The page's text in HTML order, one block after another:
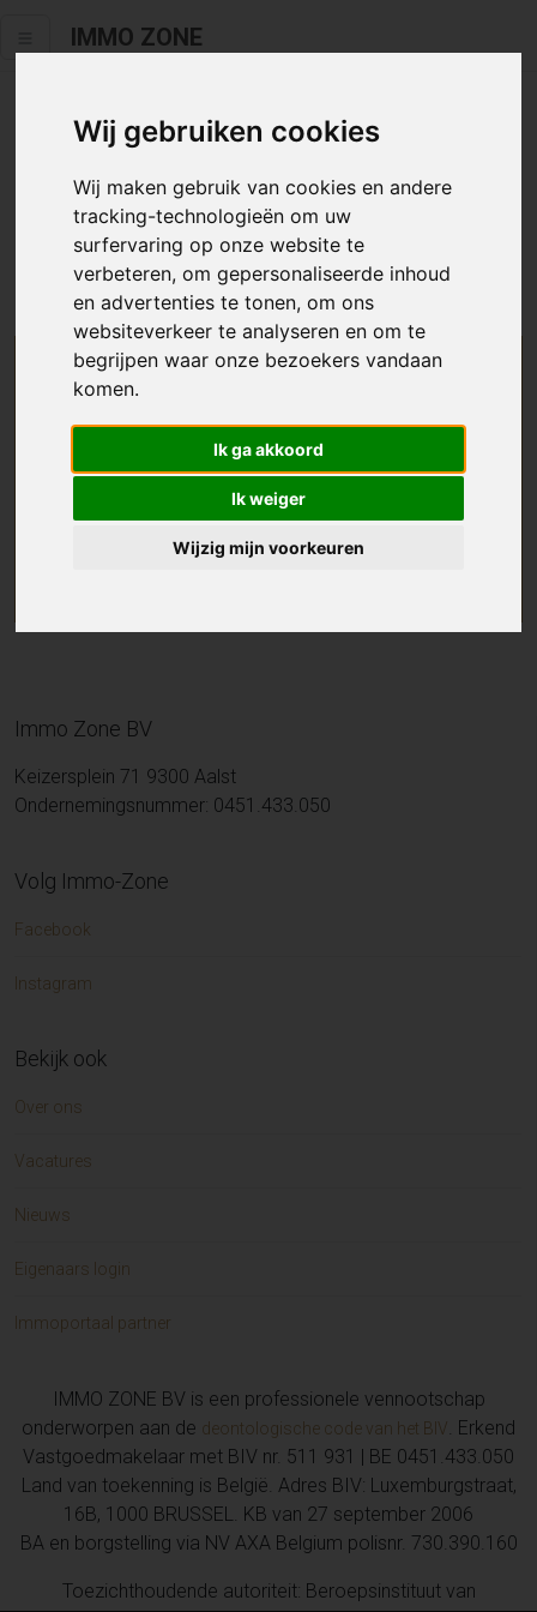
Wij gebruiken cookies
Wij maken gebruik van cookies en andere
tracking-technologieën om uw
surfervaring op onze website te
verbeteren, om gepersonaliseerde inhoud
en advertenties te tonen, om ons
websiteverkeer te analyseren en om te
begrijpen waar onze bezoekers vandaan
komen.
Ik ga akkoord
Ik weiger
Wijzig mijn voorkeuren
IMMO ZONE
Helaas staat dit zoekertje niet
meer online.
Neem zeker een kijkje in ons aanbod te koop
We helpen u graag zoeken
Maak hier een zoekprofiel aan en we houden u op
de hoogte van passend aanbod.
Immo Zone BV
Keizersplein 71 9300 Aalst
Ondernemingsnummer: 0451.433.050
Volg Immo-Zone
Facebook
Instagram
Bekijk ook
Over ons
Vacatures
Nieuws
Eigenaars login
Immoportaal partner
IMMO ZONE BV is een professionele vennootschap
onderworpen aan de deontologische code van het BIV. Erkend
Vastgoedmakelaar met BIV nr. 511 931 | BE 0451.433.050
Land van toekenning is België. Adres BIV: Luxemburgstraat,
16B, 1000 BRUSSEL. KB van 27 september 2006
BA en borgstelling via NV AXA Belgium polisnr. 730.390.160
Toezichthoudende autoriteit: Beroepsinstituut van